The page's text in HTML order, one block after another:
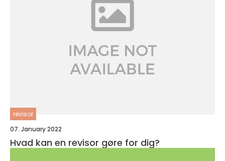
revisor
07. January 2022
Hvad kan en revisor gøre for dig?